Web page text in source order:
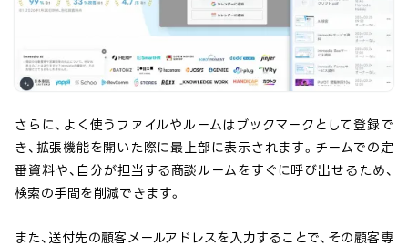
さらに、よく使うファイルやルームはブックマークとして登録で
き、拡張機能を開いた際に最上部に表示されます。チームでの定
番資料や、自分が担当する商談ルームをすぐに呼び出せるため、
検索の手間を削減できます。
また、送付先の顧客メールアドレスを入力することで、その顧客専